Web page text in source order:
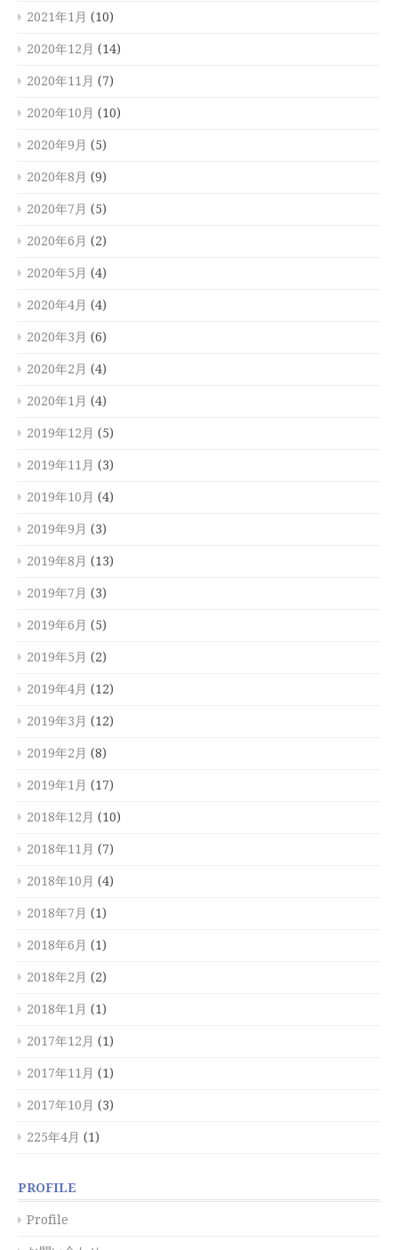
2021年1月 (10)
2020年12月 (14)
2020年11月 (7)
2020年10月 (10)
2020年9月 (5)
2020年8月 (9)
2020年7月 (5)
2020年6月 (2)
2020年5月 (4)
2020年4月 (4)
2020年3月 (6)
2020年2月 (4)
2020年1月 (4)
2019年12月 (5)
2019年11月 (3)
2019年10月 (4)
2019年9月 (3)
2019年8月 (13)
2019年7月 (3)
2019年6月 (5)
2019年5月 (2)
2019年4月 (12)
2019年3月 (12)
2019年2月 (8)
2019年1月 (17)
2018年12月 (10)
2018年11月 (7)
2018年10月 (4)
2018年7月 (1)
2018年6月 (1)
2018年2月 (2)
2018年1月 (1)
2017年12月 (1)
2017年11月 (1)
2017年10月 (3)
225年4月 (1)
PROFILE
Profile